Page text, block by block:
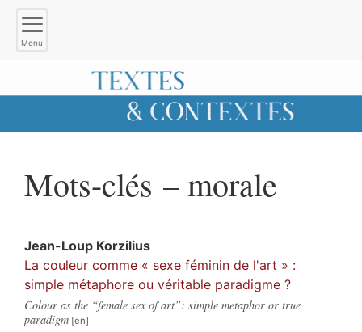
Menu
Mots-clés – morale
Jean-Loup Korzilius
La couleur comme « sexe féminin de l'art » :
simple métaphore ou véritable paradigme ?
Colour as the “female sex of art”: simple metaphor or true
paradigm